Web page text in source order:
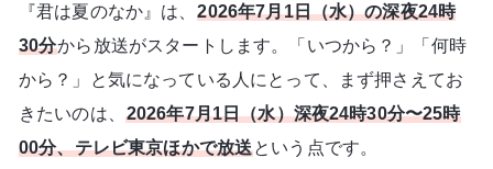
『君は夏のなか』は、 2026年7月1日（水）の深夜24時
30分から放送がスタートします。「いつから？」「何時
から？」と気になっている人にとって、まず押さえてお
きたいのは、 2026年7月1日（水）深夜24時30分〜25時
00分、テレビ東京ほかで放送という点です。